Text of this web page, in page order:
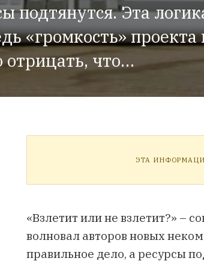
подтянутся. Эта
«громкость» проекта
отрицать, что…
ЭТА
«Взлетит или не взлетит?» –
волновал авторов новых
правильное дело, а ресурсы